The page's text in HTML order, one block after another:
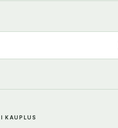
KAUPLUS